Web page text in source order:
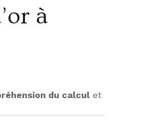
à
du calcul et